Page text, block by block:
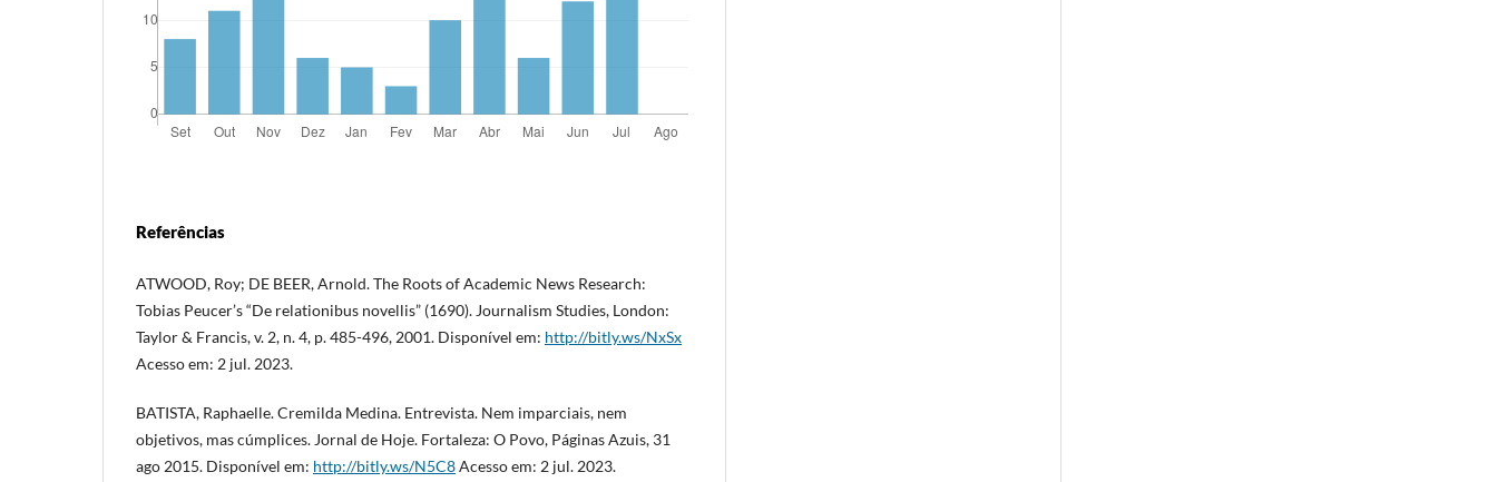
Referências
ATWOOD, Roy; DE BEER, Arnold. The Roots of Academic News Research:
Tobias Peucer’s “De relationibus novellis” (1690). Journalism Studies, London:
Taylor & Francis, v. 2, n. 4, p. 485-496, 2001. Disponível em: http://bitly.ws/NxSx
Acesso em: 2 jul. 2023.
BATISTA, Raphaelle. Cremilda Medina. Entrevista. Nem imparciais, nem
objetivos, mas cúmplices. Jornal de Hoje. Fortaleza: O Povo, Páginas Azuis, 31
ago 2015. Disponível em: http://bitly.ws/N5C8Acesso em: 2 jul. 2023.